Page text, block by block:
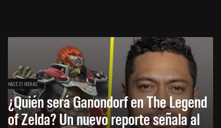
HACE 21 HORAS
¿Quién será Ganondorf en The Legend
of Zelda? Un nuevo reporte señala al